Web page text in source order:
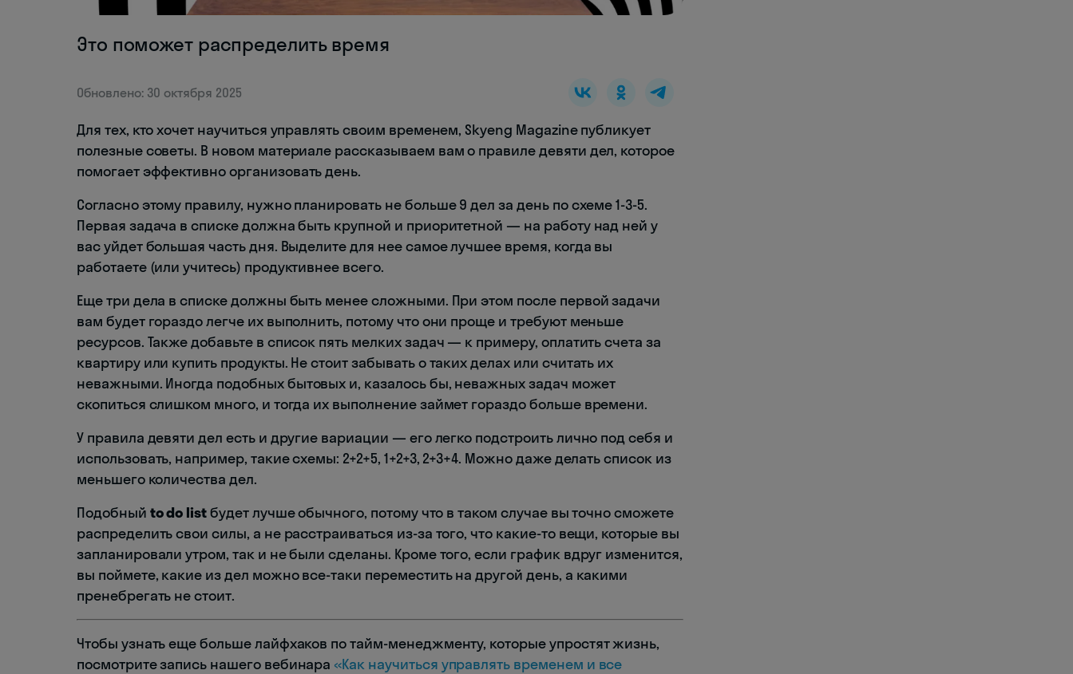
Это поможет распределить время
Обновлено: 30 октября 2025
Для тех, кто хочет научиться управлять своим временем, Skyeng Magazine публикует
полезные советы. В новом материале рассказываем вам о правиле девяти дел, которое
помогает эффективно организовать день.
Согласно этому правилу, нужно планировать не больше 9 дел за день по схеме 1-3-5.
Первая задача в списке должна быть крупной и приоритетной — на работу над ней у
вас уйдет большая часть дня. Выделите для нее самое лучшее время, когда вы
работаете (или учитесь) продуктивнее всего.
Еще три дела в списке должны быть менее сложными. При этом после первой задачи
вам будет гораздо легче их выполнить, потому что они проще и требуют меньше
ресурсов. Также добавьте в список пять мелких задач — к примеру, оплатить счета за
квартиру или купить продукты. Не стоит забывать о таких делах или считать их
неважными. Иногда подобных бытовых и, казалось бы, неважных задач может
скопиться слишком много, и тогда их выполнение займет гораздо больше времени.
У правила девяти дел есть и другие вариации — его легко подстроить лично под себя и
использовать, например, такие схемы: 2+2+5, 1+2+3, 2+3+4. Можно даже делать список из
меньшего количества дел.
Подобный to do listбудет лучше обычного, потому что в таком случае вы точно сможете
распределить свои силы, а не расстраиваться из-за того, что какие-то вещи, которые вы
запланировали утром, так и не были сделаны. Кроме того, если график вдруг изменится,
вы поймете, какие из дел можно все-таки переместить на другой день, а какими
пренебрегать не стоит.
Чтобы узнать еще больше лайфхаков по тайм-менеджменту, которые упростят жизнь,
посмотрите запись нашего вебинара «Как научиться управлять временем и все